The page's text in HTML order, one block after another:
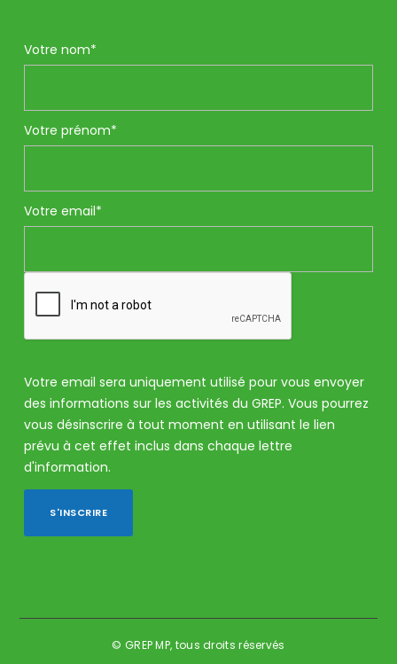
Votre nom*
Votre prénom*
Votre email*
Votre email sera uniquement utilisé pour vous envoyer
des informations sur les activités du GREP. Vous pourrez
vous désinscrire à tout moment en utilisant le lien
prévu à cet effet inclus dans chaque lettre
d'information.
© GREP MP, tous droits réservés